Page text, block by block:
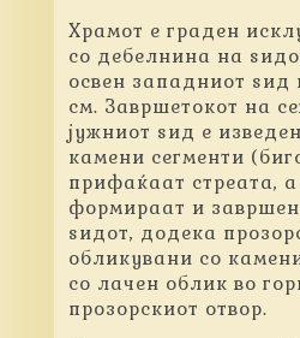
Храмот е граден
со дебелнина на
освен западниот ѕид
см. Завршетокот на
јужниот ѕид е
камени сегменти
прифаќаат стреата,
формираат и
ѕидот, додека
обликувани со
со лачен облик во
прозорскиот отвор.